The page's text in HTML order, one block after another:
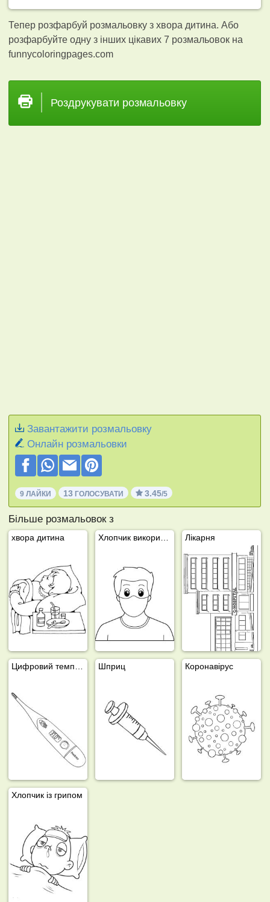
Тепер розфарбуй розмальовку з хвора дитина. Або
розфарбуйте одну з інших цікавих 7 розмальовок на
funnycoloringpages.com
Роздрукувати розмальовку
Завантажити розмальовку
Онлайн розмальовки
9 ЛАЙКИ 13 ГОЛОСУВАТИ 3.45/5
Більше розмальовок з
хвора дитина Лікарня
Шприц Коронавірус
Хлопчик із грипом